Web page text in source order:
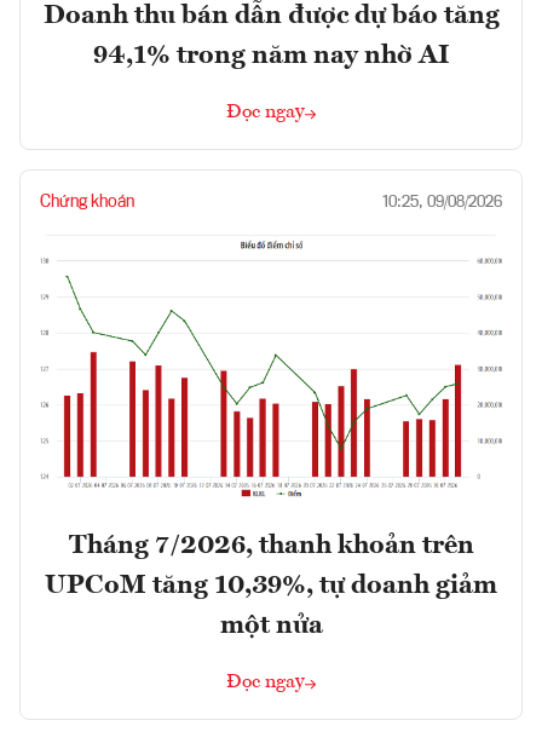
Doanh thu bán dẫn được dự báo tăng
94,1% trong năm nay nhờ AI
Đọc ngay
Chứng khoán 10:25, 09/08/2026
Tháng 7/2026, thanh khoản trên
UPCoM tăng 10,39%, tự doanh giảm
một nửa
Đọc ngay